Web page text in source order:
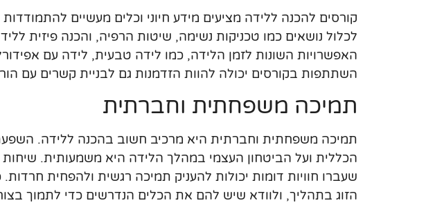
קורסים להכנה ללידה מציעים מידע חיוני וכלים מעשיים
לכלול נושאים כמו טכניקות נשימה, שיטות הרפיה, והכנה פיזית
האפשרויות השונות לזמן הלידה, כמו לידה טבעית, לידה עם
השתתפות בקורסים יכולה להוות הזדמנות גם לבניית קשרים עם
תמיכה משפחתית וחברתית
תמיכה משפחתית וחברתית היא מרכיב חשוב בהכנה ללידה.
הכללית ועל הביטחון העצמי במהלך הלידה היא משמעותית.
שעברו חוויות דומות יכולות להעניק תמיכה רגשית ולהפחית
הזוג בתהליך, ולוודא שיש להם את הכלים הנדרשים כדי לתמוך